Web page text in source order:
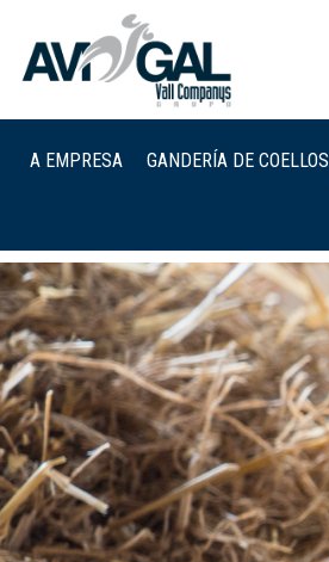
A EMPRESA GANDERÍA DE COELLOS